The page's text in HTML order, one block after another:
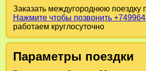
Заказать междугороднюю поездку
Нажмите чтобы позвонить
работаем круглосуточно
Параметры поездки